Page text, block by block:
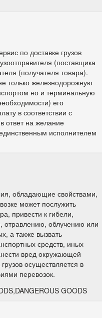
по доставке грузов
(поставщика
(получателя товара).
только железнодорожную
но и терминальную
его
в соответствии с
на желание
исполнителем
обладающие свойствами,
может послужить
привести к гибели,
отравлению, облучению или
а также вызвать
средств, иных
вред окружающей
осуществляется в
перевозок.
GOODS